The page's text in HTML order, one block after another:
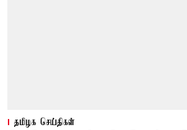
தமிழக செய்திகள்